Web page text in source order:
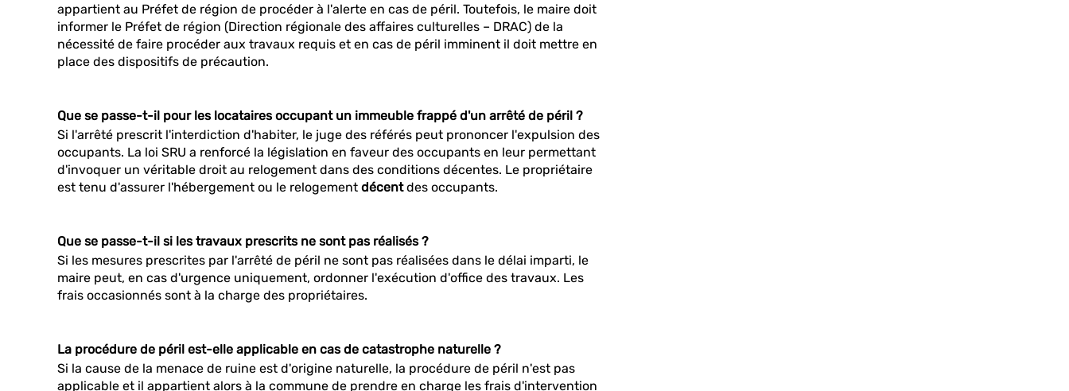
appartient au Préfet de région de procéder à l'alerte en cas de péril. Toutefois, le maire doit
informer le Préfet de région (Direction régionale des affaires culturelles – DRAC) de la
nécessité de faire procéder aux travaux requis et en cas de péril imminent il doit mettre en
place des dispositifs de précaution.
Que se passe-t-il pour les locataires occupant un immeuble frappé d'un arrêté de péril ?
Si l'arrêté prescrit l'interdiction d'habiter, le juge des référés peut prononcer l'expulsion des
occupants. La loi SRU a renforcé la législation en faveur des occupants en leur permettant
d'invoquer un véritable droit au relogement dans des conditions décentes. Le propriétaire
est tenu d'assurer l'hébergement ou le relogement décentdes occupants.
Que se passe-t-il si les travaux prescrits ne sont pas réalisés ?
Si les mesures prescrites par l'arrêté de péril ne sont pas réalisées dans le délai imparti, le
maire peut, en cas d'urgence uniquement, ordonner l'exécution d'office des travaux. Les
frais occasionnés sont à la charge des propriétaires.
La procédure de péril est-elle applicable en cas de catastrophe naturelle ?
Si la cause de la menace de ruine est d'origine naturelle, la procédure de péril n'est pas
applicable et il appartient alors à la commune de prendre en charge les frais d'intervention